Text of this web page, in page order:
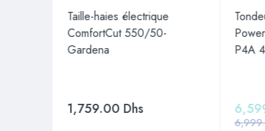
Taille-haies électrique
ComfortCut 550/50-
Gardena
1,759.00 Dhs
P4A